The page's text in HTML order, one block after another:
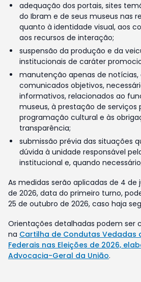
adequação dos portais, sites
do Ibram e de seus museus nas
quanto à identidade visual, aos
aos recursos de interação;
suspensão da produção e da
institucionais de caráter
manutenção apenas de notícias,
comunicados objetivos,
informativos, relacionados ao
museus, à prestação de serviços
programação cultural e às
transparência;
submissão prévia das situações
dúvida à unidade responsável
institucional e, quando
As medidas serão aplicadas de 4 de
de 2026, data do primeiro turno,
25 de outubro de 2026, caso haja
Orientações detalhadas podem ser
na Cartilha de Condutas Vedadas
Federais nas Eleições de 2026,
Advocacia-Geral da União.